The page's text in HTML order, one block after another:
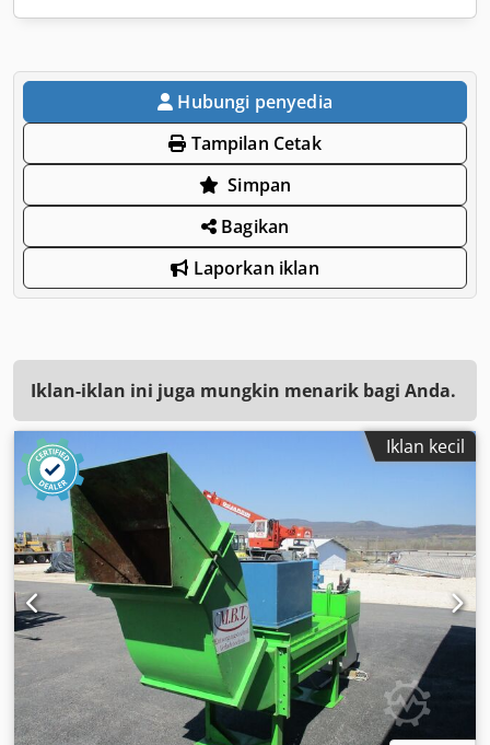
Hubungi penyedia
Tampilan Cetak
Simpan
Bagikan
Laporkan iklan
Iklan-iklan ini juga mungkin menarik bagi Anda.
Iklan kecil